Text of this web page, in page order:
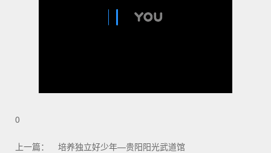
0
上一篇： 培养独立好少年—贵阳阳光武道馆